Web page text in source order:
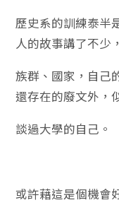
歷史系的訓練泰半
人的故事講了不少
族群、國家，自己
還存在的廢文外，
談過大學的自己。
或許藉這是個機會